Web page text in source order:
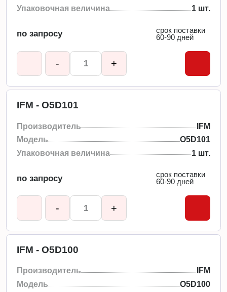
Упаковочная величина
1 шт.
по запросу
срок поставки
60-90 дней
- +
IFM - O5D101
Производитель
IFM
Модель
O5D101
Упаковочная величина
1 шт.
по запросу
срок поставки
60-90 дней
- +
IFM - O5D100
Производитель
IFM
Модель
O5D100